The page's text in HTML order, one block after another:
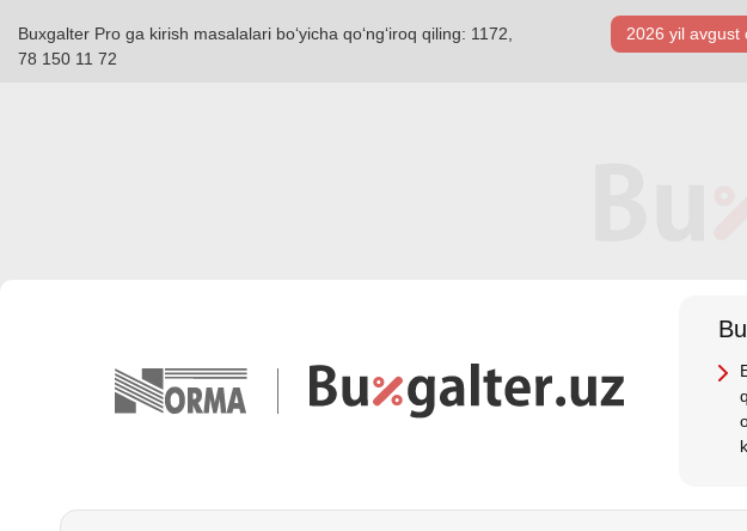
Buxgalter Pro ga kirish masalalari boʻyicha qoʻngʻiroq qiling: 1172,
78 150 11 72
2026 yil avgust